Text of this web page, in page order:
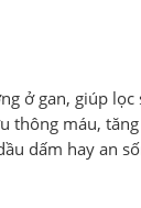
ở gan, giúp lọc
thông máu,
dấm hay an